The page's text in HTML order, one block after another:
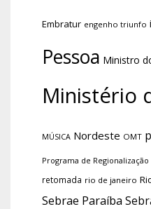
Embratur engenho triunfo
Pessoa Ministro
Ministério
MÚSICA Nordeste OMT
Programa de
retomada rio de janeiro
Sebrae Paraíba